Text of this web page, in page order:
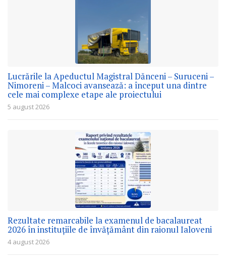
Lucrările la Apeductul Magistral Dănceni – Suruceni –
Nimoreni – Malcoci avansează: a început una dintre
cele mai complexe etape ale proiectului
5 august 2026
Rezultate remarcabile la examenul de bacalaureat
2026 în instituțiile de învățământ din raionul Ialoveni
4 august 2026